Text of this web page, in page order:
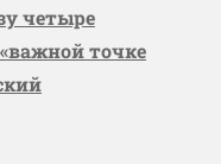
четыре
точке